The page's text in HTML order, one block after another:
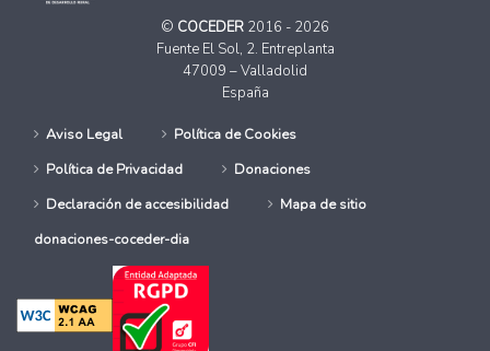
© COCEDER 2016 - 2026
Fuente El Sol, 2. Entreplanta
47009 – Valladolid
España
Aviso Legal
Política de Cookies
Política de Privacidad
Donaciones
Declaración de accesibilidad
Mapa de sitio
donaciones-coceder-dia